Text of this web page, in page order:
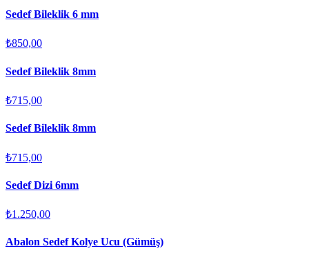
Sedef Bileklik 6 mm
₺850,00
Sedef Bileklik 8mm
₺715,00
Sedef Bileklik 8mm
₺715,00
Sedef Dizi 6mm
₺1.250,00
Abalon Sedef Kolye Ucu (Gümüş)